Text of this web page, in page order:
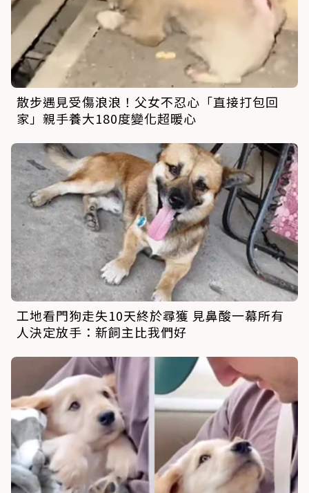
散步遇見受傷浪浪！父女不忍心「直接打包回
家」親手養大180度變化超暖心
工地看門狗走失10天終於尋獲 見鼻酸一幕所有
人決定放手：新飼主比我們好